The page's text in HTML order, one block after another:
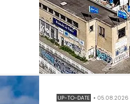
UP-TO-DATE • 05.08.2026